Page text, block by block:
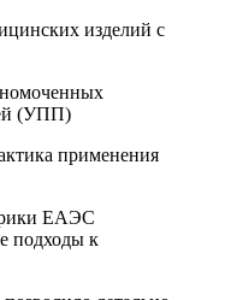
изделий с
(УПП)
применения
ЕАЭС
подходы к